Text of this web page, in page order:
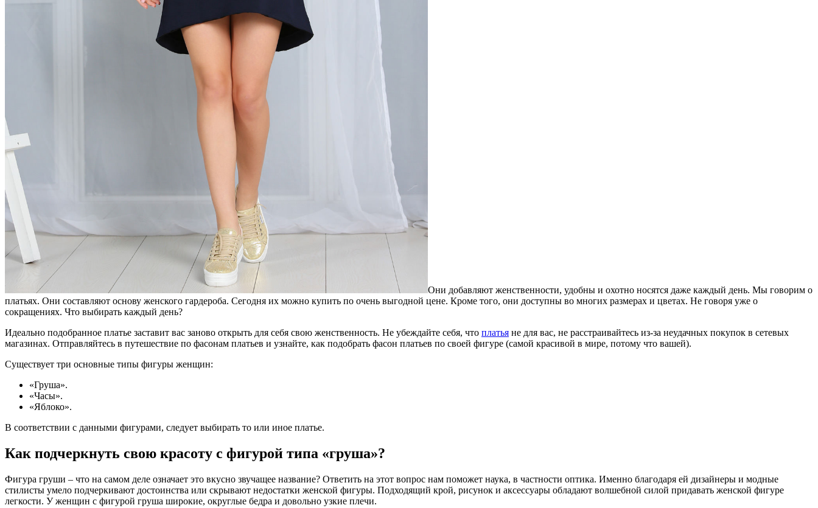
Они добавляют женственности, удобны и охотно носятся даже каждый день. Мы говорим о
платьях. Они составляют основу женского гардероба. Сегодня их можно купить по очень выгодной цене. Кроме того, они доступны во многих размерах и цветах. Не говоря уже о
сокращениях. Что выбирать каждый день?
Идеально подобранное платье заставит вас заново открыть для себя свою женственность. Не убеждайте себя, что платья не для вас, не расстраивайтесь из-за неудачных покупок в сетевых
магазинах. Отправляйтесь в путешествие по фасонам платьев и узнайте, как подобрать фасон платьев по своей фигуре (самой красивой в мире, потому что вашей).
Существует три основные типы фигуры женщин:
«Груша».
«Часы».
«Яблоко».
В соответствии с данными фигурами, следует выбирать то или иное платье.
Как подчеркнуть свою красоту с фигурой типа «груша»?
Фигура груши – что на самом деле означает это вкусно звучащее название? Ответить на этот вопрос нам поможет наука, в частности оптика. Именно благодаря ей дизайнеры и модные
стилисты умело подчеркивают достоинства или скрывают недостатки женской фигуры. Подходящий крой, рисунок и аксессуары обладают волшебной силой придавать женской фигуре
легкости. У женщин с фигурой груша широкие, округлые бедра и довольно узкие плечи.